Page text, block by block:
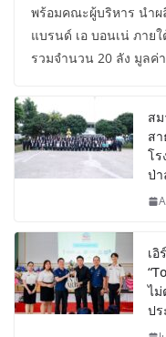
พร้อมคณะผู้บริหาร นำ
แบรนด์ เอ บอนเน่ ภาย
รวมจำนวน 20 ลัง มูลค่
ส
ส
โร
ป่
เ
ไม่
ป